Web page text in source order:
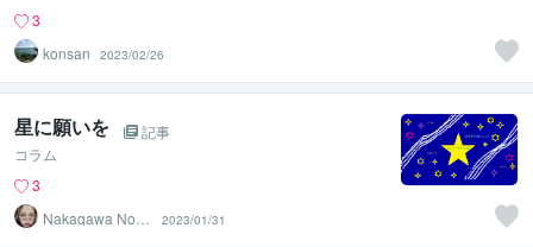
3
konsan
2023/02/26
星に願いを
記事
コラム
3
Nakagawa Norik
2023/01/31